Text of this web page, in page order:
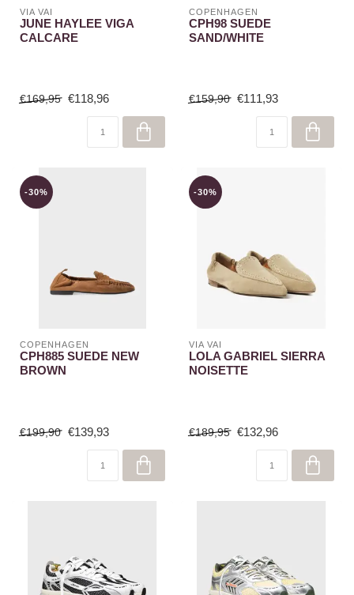
VIA VAI
JUNE HAYLEE VIGA
CALCARE
€169,95 €118,96
COPENHAGEN
CPH98 SUEDE
SAND/WHITE
€159,90 €111,93
-30%
COPENHAGEN
CPH885 SUEDE NEW
BROWN
€199,90 €139,93
-30%
VIA VAI
LOLA GABRIEL SIERRA
NOISETTE
€189,95 €132,96